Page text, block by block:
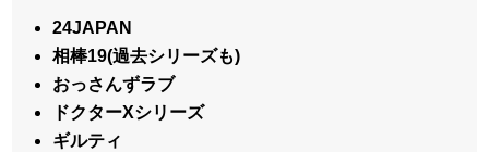
24JAPAN
相棒19(過去シリーズも)
おっさんずラブ
ドクターXシリーズ
ギルティ